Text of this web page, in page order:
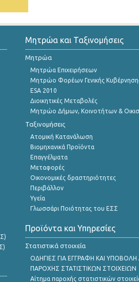
Μητρώα και Ταξινομήσεις
Μητρώα
Μητρώα Επιχειρήσεων
Μητρώο Φορέων Γενικής
ESA 2010
Διοικητικές Μεταβολές
Μητρώο Δήμων, Κοινοτήτων &
Ταξινομήσεις
Ατομική Κατανάλωση
Βιομηχανικά Προϊόντα
Επαγγέλματα
Μεταφορές
Οικονομικές δραστηριότητες
Περιβάλλον
Υγεία
Γλωσσάρι Ποιότητας του ΕΣΣ
Προϊόντα και Υπηρεσίες
Στατιστικά στοιχεία
ΟΔΗΓΙΕΣ ΓΙΑ ΕΓΓΡΑΦΗ ΚΑΙ
ΠΑΡΟΧΗΣ ΣΤΑΤΙΣΤΙΚΩΝ ΣΤΟΙΧΕΙΩΝ
Αίτημα παροχής στατιστικών